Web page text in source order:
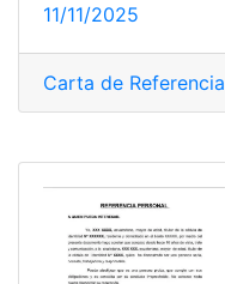
11/11/2025
Carta de Referencia